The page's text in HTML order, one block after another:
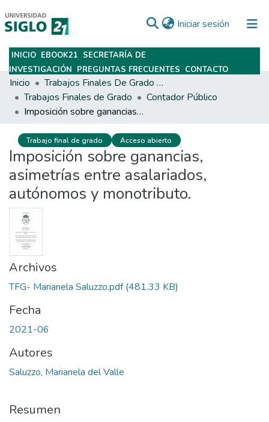
Iniciar sesión (current)
Subir
INICIO EBOOK21 SECRETARÍA DE
INVESTIGACIÓN PREGUNTAS FRECUENTES CONTACTO
Inicio
Trabajos Finales De Grado Y Posgrado
Trabajos Finales de Grado
Contador Público
Imposición sobre ganancias, asimetrías entre asalariados, autónomos y monotributo.
Trabajo final de grado Acceso abierto
Imposición sobre ganancias,
asimetrías entre asalariados,
autónomos y monotributo.
Archivos
TFG- Marianela Saluzzo.pdf(481.33 KB)
Fecha
2021-06
Autores
Saluzzo, Marianela del Valle
Resumen